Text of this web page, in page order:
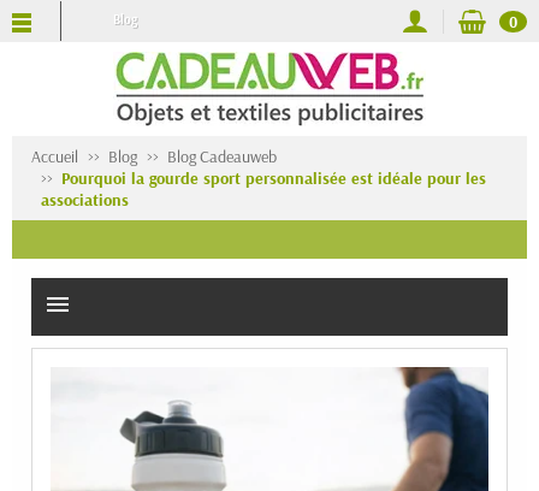
Blog 0
Accueil Blog
Blog Cadeauweb
Pourquoi la gourde sport personnalisée est idéale pour les
associations
menu